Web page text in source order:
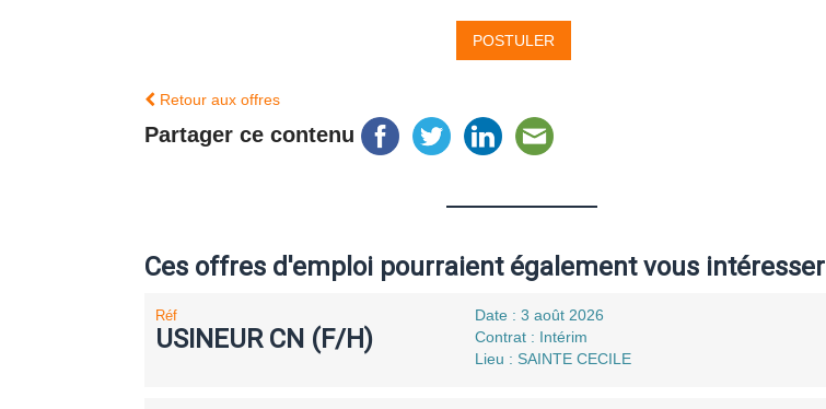
Retour aux offres
Partager ce contenu
Ces offres d'emploi pourraient également vous intéresser
Réf
USINEUR CN (F/H)
Date : 3 août 2026
Contrat : Intérim
Lieu : SAINTE CECILE